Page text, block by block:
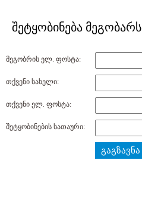
შეტყობინება მეგობარს
მეგობრის ელ. ფოსტა:
თქვენი სახელი:
თქვენი ელ. ფოსტა:
შეტყობინების სათაური:
გაგზავნა